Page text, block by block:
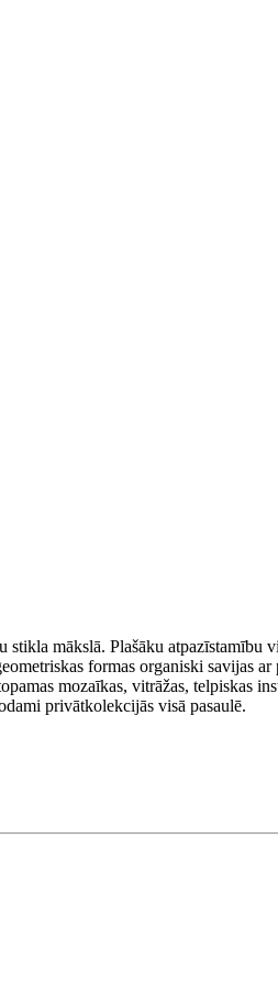
mākslā. Plašāku atpazīstamību
formas organiski savijas
mozaīkas, vitrāžas, telpiskas
privātkolekcijās visā pasaulē.